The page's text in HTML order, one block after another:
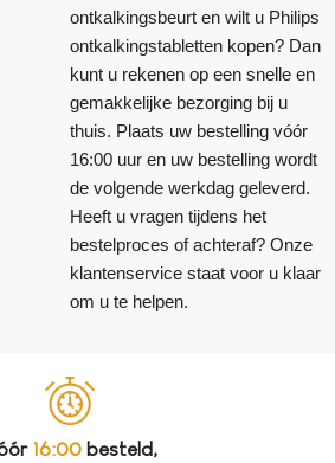
ontkalkingsbeurt en wilt u Philips
ontkalkingstabletten kopen? Dan
kunt u rekenen op een snelle en
gemakkelijke bezorging bij u
thuis. Plaats uw bestelling vóór
16:00 uur en uw bestelling wordt
de volgende werkdag geleverd.
Heeft u vragen tijdens het
bestelproces of achteraf? Onze
klantenservice staat voor u klaar
om u te helpen.
16:00besteld,